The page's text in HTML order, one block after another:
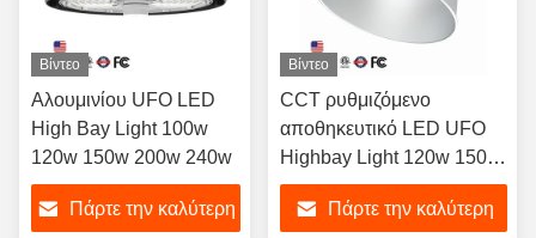
Βίντεο
Αλουμινίου UFO LED
High Bay Light 100w
120w 150w 200w 240w
Πάρτε την καλύτερη
Βίντεο
CCT ρυθμιζόμενο
αποθηκευτικό LED UFO
Highbay Light 120w 150w
200w 240w
Πάρτε την καλύτερη